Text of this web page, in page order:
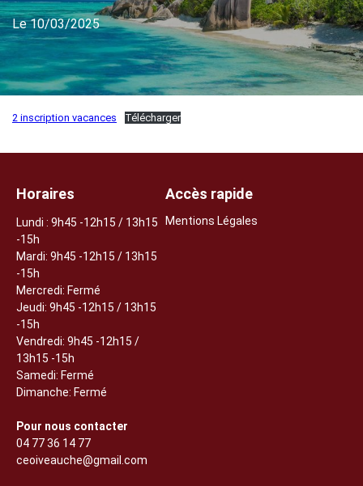
Le 10/03/2025
2 inscription vacances Télécharger
Horaires
Lundi : 9h45 -12h15 / 13h15
-15h
Mardi: 9h45 -12h15 / 13h15
-15h
Mercredi: Fermé
Jeudi: 9h45 -12h15 / 13h15
-15h
Vendredi: 9h45 -12h15 /
13h15 -15h
Samedi: Fermé
Dimanche: Fermé
Pour nous contacter
04 77 36 14 77
ceoiveauche@gmail.com
Accès rapide
Mentions Légales